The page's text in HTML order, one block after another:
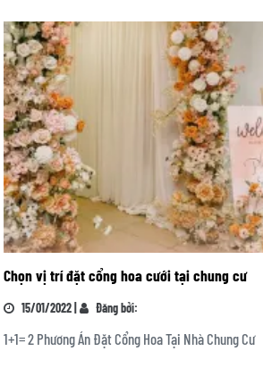
Chọn vị trí đặt cổng hoa cưới tại chung cư
15/01/2022 | Đăng bởi:
1+1= 2 Phương Án Đặt Cổng Hoa Tại Nhà Chung Cư